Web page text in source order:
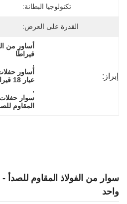
تكنولوجيا البطانة:
القدرة على العرض:
إبراز:
قيراطًا
,
عيار 18 قيراط
,
المقاوم
سوار من الفولاذ المقاوم
واحد